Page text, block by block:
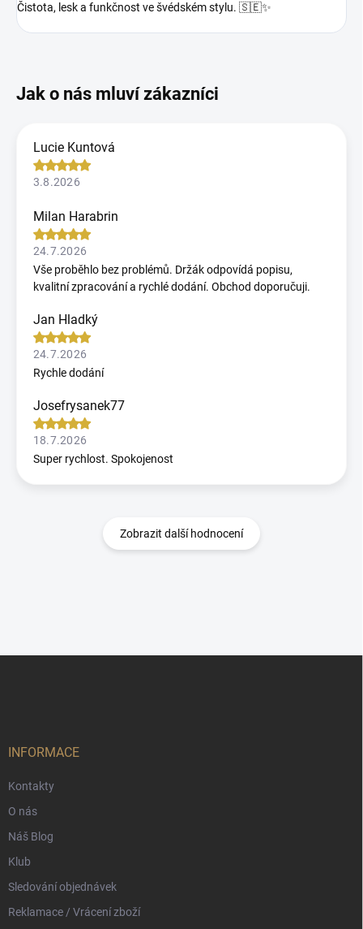
Čistota, lesk a funkčnost ve švédském stylu. 🇸🇪✨
Lucie Kuntová
3.8.2026
Milan Harabrin
24.7.2026
Vše proběhlo bez problémů. Držák odpovídá popisu,
kvalitní zpracování a rychlé dodání. Obchod doporučuji.
Jan Hladký
24.7.2026
Rychle dodání
Josefrysanek77
18.7.2026
Super rychlost. Spokojenost
Zobrazit další hodnocení
INFORMACE
Kontakty
O nás
Náš Blog
Klub
Sledování objednávek
Reklamace / Vrácení zboží